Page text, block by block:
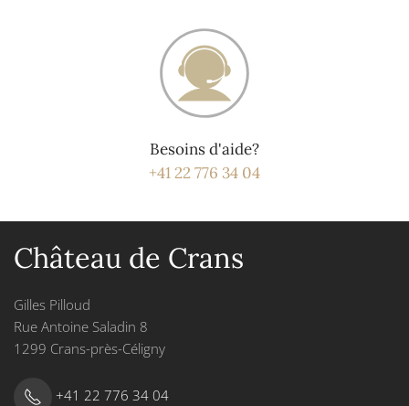
Besoins d'aide?
+41 22 776 34 04
Château de Crans
Gilles Pilloud
Rue Antoine Saladin 8
1299 Crans-près-Céligny
+41 22 776 34 04